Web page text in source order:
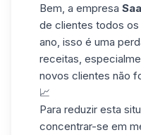
Bem, a empresa
de clientes todos
ano, isso é uma
receitas,
novos clientes não
📈
Para reduzir esta
concentrar-se em